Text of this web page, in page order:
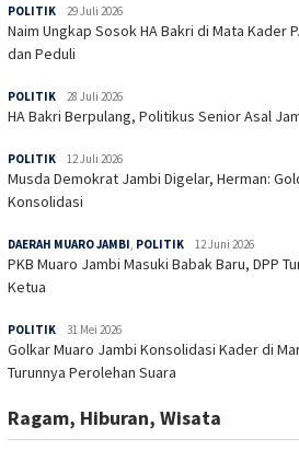
POLITIK 29 Juli 2026
Naim Ungkap Sosok HA Bakri di Mata Kader
dan Peduli
POLITIK 28 Juli 2026
HA Bakri Berpulang, Politikus Senior Asal
POLITIK 12 Juli 2026
Musda Demokrat Jambi Digelar, Herman:
Konsolidasi
DAERAH MUARO JAMBI POLITIK 12 Juni 2026
PKB Muaro Jambi Masuki Babak Baru, DPP
Ketua
POLITIK 31 Mei 2026
Golkar Muaro Jambi Konsolidasi Kader di
Turunnya Perolehan Suara
Ragam, Hiburan, Wisata